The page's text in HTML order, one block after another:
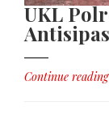
UKL
Continue reading